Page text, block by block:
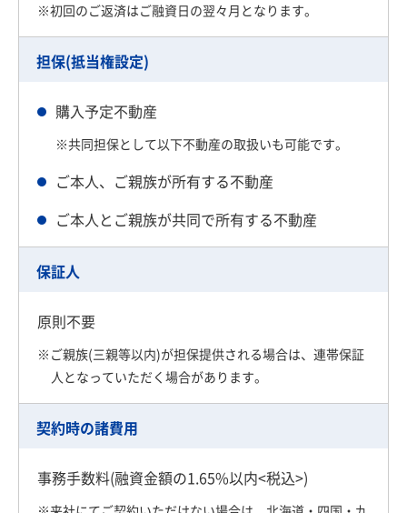
※初回のご返済はご融資日の翌々月となります。
担保(抵当権設定)
購入予定不動産
※共同担保として以下不動産の取扱いも可能です。
ご本人、ご親族が所有する不動産
ご本人とご親族が共同で所有する不動産
保証人
原則不要
※ご親族(三親等以内)が担保提供される場合は、連帯保証
人となっていただく場合があります。
契約時の諸費用
事務手数料(融資金額の1.65%以内<税込>)